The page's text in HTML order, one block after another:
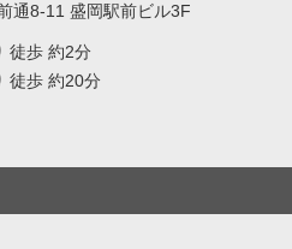
通8-11 盛岡駅前ビル3F
徒歩 約2分
徒歩 約20分